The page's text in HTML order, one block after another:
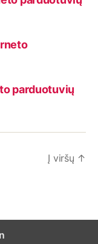
parduotuvių
Į viršų ↑